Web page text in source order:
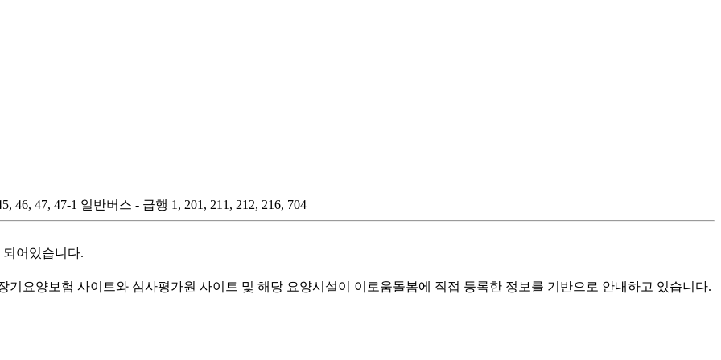
47, 47-1 일반버스 - 급행 1, 201, 211, 212, 216, 704
어있습니다.
요양보험 사이트와 심사평가원 사이트 및 해당 요양시설이 이로움돌봄에 직접 등록한 정보를 기반으로 안내하고 있습니다.